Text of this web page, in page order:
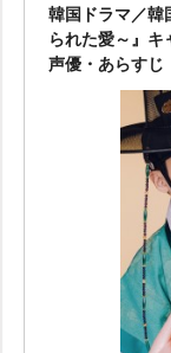
韓国ドラマ／韓
られた愛～』キ
声優・あらすじ